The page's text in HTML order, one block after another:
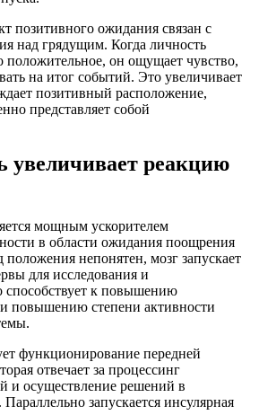
позитивного ожидания связан с
над грядущим. Когда личность
положительное, он ощущает чувство,
на итог событий. Это увеличивает
позитивный расположение,
представляет собой
увеличивает реакцию
мощным ускорителем
в области ожидания поощрения
положения непонятен, мозг запускает
для исследования и
способствует к повышению
повышению степени активности
функционирование передней
отвечает за процессинг
и осуществление решений в
запускается инсулярная